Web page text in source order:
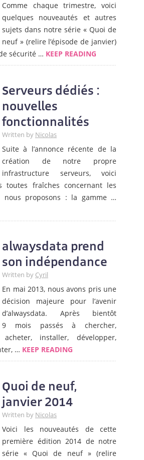
Comme chaque trimestre, voici
quelques nouveautés et autres
sujets dans notre série « Quoi de
neuf » (relire l’épisode de janvier)
sécurité … KEEP READING
Serveurs dédiés :
nouvelles
fonctionnalités
Written by Nicolas
Suite à l’annonce récente de la
création de notre propre
infrastructure serveurs, voici
toutes fraîches concernant les
nous proposons : la gamme …
alwaysdata prend
son indépendance
Written by Cyril
En mai 2013, nous avons pris une
décision majeure pour l’avenir
d’alwaysdata. Après bientôt
9 mois passés à chercher,
installer, développer,
… KEEP READING
Quoi de neuf,
janvier 2014
Written by Nicolas
Voici les nouveautés de cette
première édition 2014 de notre
série « Quoi de neuf » (relire